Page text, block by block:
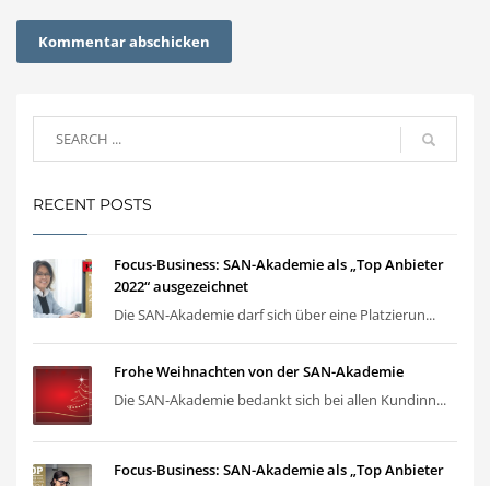
RECENT POSTS
Focus-Business: SAN-Akademie als „Top Anbieter
2022“ ausgezeichnet
Die SAN-Akademie darf sich über eine Platzierun...
Frohe Weihnachten von der SAN-Akademie
Die SAN-Akademie bedankt sich bei allen Kundinn...
Focus-Business: SAN-Akademie als „Top Anbieter